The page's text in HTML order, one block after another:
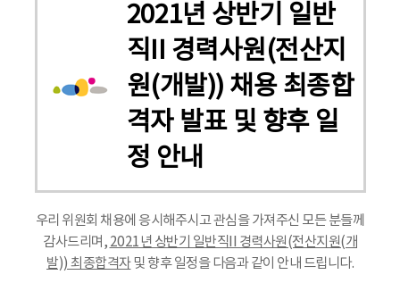
2021년 상반기 일반
직II 경력사원(전산지
원(개발)) 채용 최종합
격자 발표 및 향후 일
정 안내
우리 위원회 채용에 응시해주시고 관심을 가져주신 모든 분들께
감사드리며, 2021년 상반기 일반직II 경력사원(전산지원(개
발)) 최종합격자및 향후 일정을 다음과 같이 안내 드립니다.